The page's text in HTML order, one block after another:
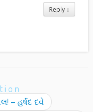
Reply ↓
– હર્ષદ દવે